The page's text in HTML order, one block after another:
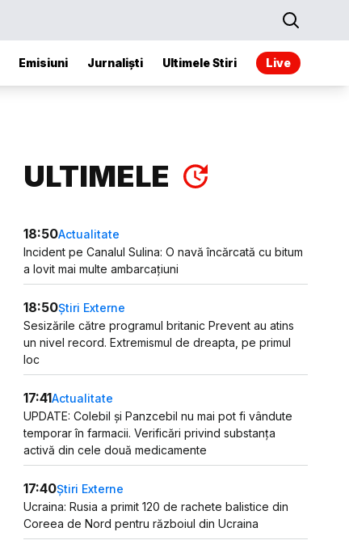
Emisiuni Jurnaliști Ultimele Stiri Live
ULTIMELE
18:50Actualitate
Incident pe Canalul Sulina: O navă încărcată cu bitum
a lovit mai multe ambarcațiuni
18:50Știri Externe
Sesizările către programul britanic Prevent au atins
un nivel record. Extremismul de dreapta, pe primul
loc
17:41Actualitate
UPDATE: Colebil și Panzcebil nu mai pot fi vândute
temporar în farmacii. Verificări privind substanța
activă din cele două medicamente
17:40Știri Externe
Ucraina: Rusia a primit 120 de rachete balistice din
Coreea de Nord pentru războiul din Ucraina